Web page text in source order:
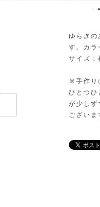
ゆらぎの
す。カラ
サイズ
※手作り
ひとつひ
が少しず
ございま